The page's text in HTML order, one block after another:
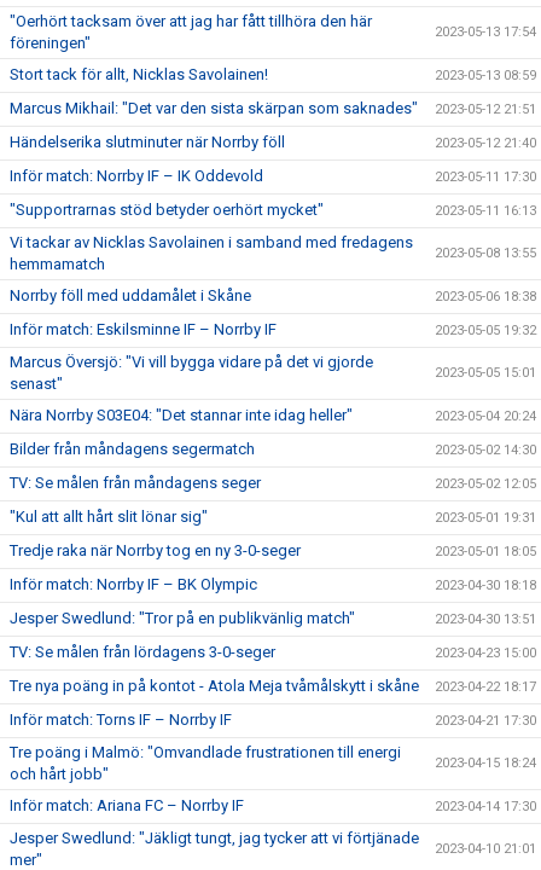
"Oerhört tacksam över att jag har fått tillhöra den här
föreningen"
2023-05-13 17:54
Stort tack för allt, Nicklas Savolainen! 2023-05-13 08:59
Marcus Mikhail: "Det var den sista skärpan som saknades" 2023-05-12 21:51
Händelserika slutminuter när Norrby föll 2023-05-12 21:40
Inför match: Norrby IF – IK Oddevold 2023-05-11 17:30
"Supportrarnas stöd betyder oerhört mycket" 2023-05-11 16:13
Vi tackar av Nicklas Savolainen i samband med fredagens
hemmamatch
2023-05-08 13:55
Norrby föll med uddamålet i Skåne 2023-05-06 18:38
Inför match: Eskilsminne IF – Norrby IF 2023-05-05 19:32
Marcus Översjö: "Vi vill bygga vidare på det vi gjorde
senast"
2023-05-05 15:01
Nära Norrby S03E04: "Det stannar inte idag heller" 2023-05-04 20:24
Bilder från måndagens segermatch 2023-05-02 14:30
TV: Se målen från måndagens seger 2023-05-02 12:05
"Kul att allt hårt slit lönar sig" 2023-05-01 19:31
Tredje raka när Norrby tog en ny 3-0-seger 2023-05-01 18:05
Inför match: Norrby IF – BK Olympic 2023-04-30 18:18
Jesper Swedlund: "Tror på en publikvänlig match" 2023-04-30 13:51
TV: Se målen från lördagens 3-0-seger 2023-04-23 15:00
Tre nya poäng in på kontot - Atola Meja tvåmålskytt i skåne 2023-04-22 18:17
Inför match: Torns IF – Norrby IF 2023-04-21 17:30
Tre poäng i Malmö: "Omvandlade frustrationen till energi
och hårt jobb"
2023-04-15 18:24
Inför match: Ariana FC – Norrby IF 2023-04-14 17:30
Jesper Swedlund: "Jäkligt tungt, jag tycker att vi förtjänade
mer"
2023-04-10 21:01